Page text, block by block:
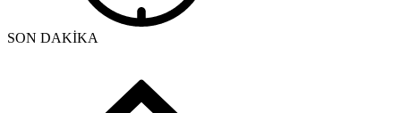
SON DAKİKA